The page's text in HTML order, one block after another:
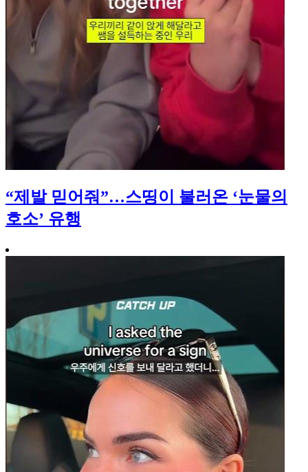
“제발 믿어줘”…스띵이 불러온 ‘눈물의
호소’ 유행